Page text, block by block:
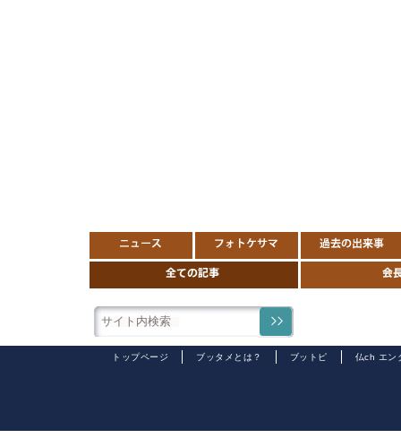
トップページ ブッタメとは？ ブットピ 仏ch エン